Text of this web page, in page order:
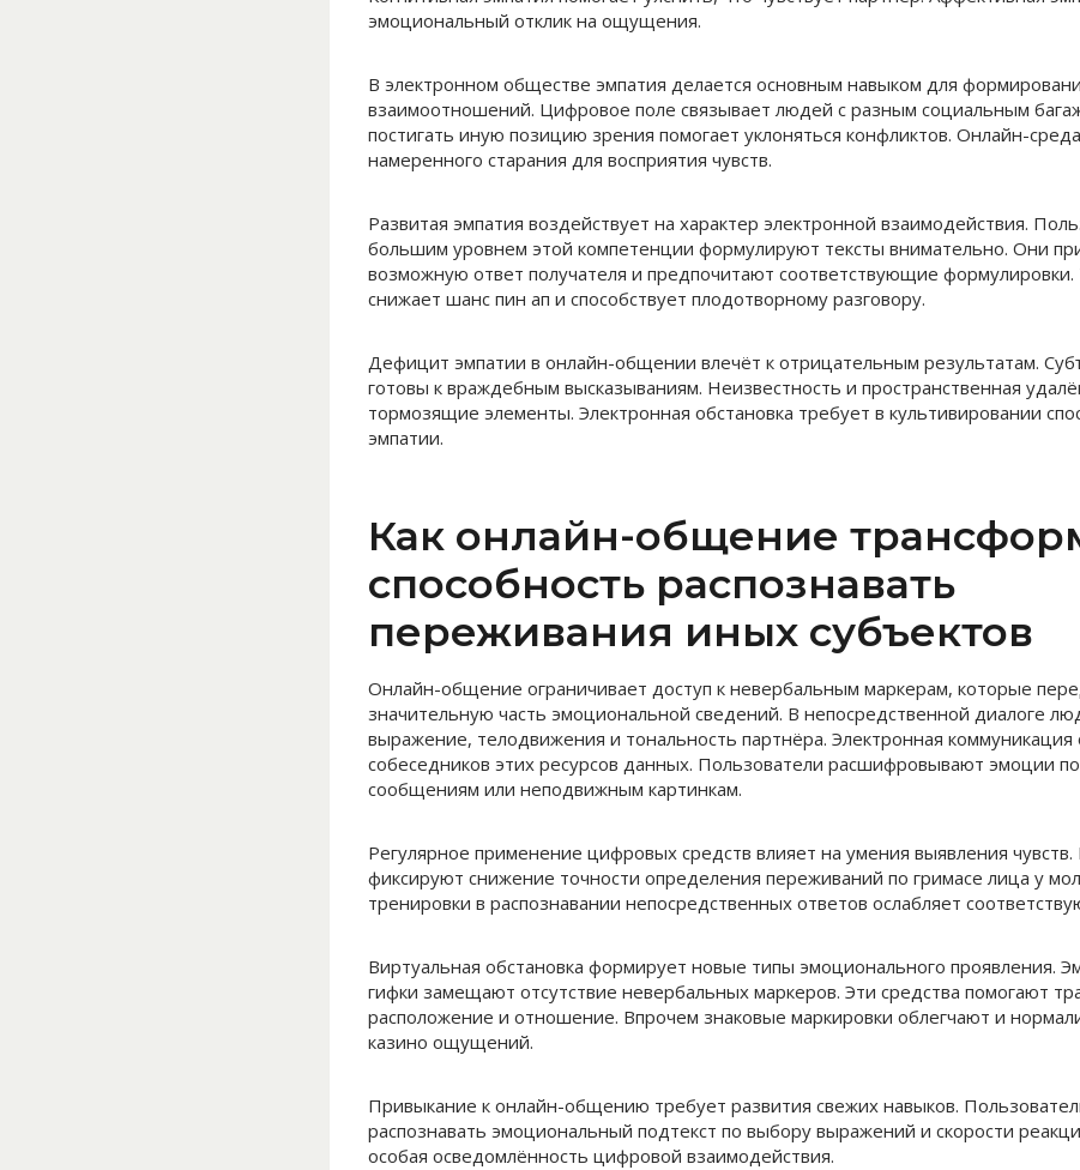
эмоциональный отклик на ощущения.
В электронном обществе эмпатия делается основным навыком для
взаимоотношений. Цифровое поле связывает людей с разным социальным
постигать иную позицию зрения помогает уклоняться конфликтов. Онлайн-
намеренного старания для восприятия чувств.
Развитая эмпатия воздействует на характер электронной взаимодействия.
большим уровнем этой компетенции формулируют тексты внимательно. Они
возможную ответ получателя и предпочитают соответствующие
снижает шанс пин ап и способствует плодотворному разговору.
Дефицит эмпатии в онлайн-общении влечёт к отрицательным результатам.
готовы к враждебным высказываниям. Неизвестность и пространственная
тормозящие элементы. Электронная обстановка требует в культивировании
эмпатии.
Как онлайн-общение
способность распознавать
переживания иных субъектов
Онлайн-общение ограничивает доступ к невербальным маркерам, которые
значительную часть эмоциональной сведений. В непосредственной диалоге
выражение, телодвижения и тональность партнёра. Электронная коммуникация
собеседников этих ресурсов данных. Пользователи расшифровывают эмоции
сообщениям или неподвижным картинкам.
Регулярное применение цифровых средств влияет на умения выявления чувств.
фиксируют снижение точности определения переживаний по гримасе лица у
тренировки в распознавании непосредственных ответов ослабляет
Виртуальная обстановка формирует новые типы эмоционального проявления.
гифки замещают отсутствие невербальных маркеров. Эти средства помогают
расположение и отношение. Впрочем знаковые маркировки облегчают и
казино ощущений.
Привыкание к онлайн-общению требует развития свежих навыков.
распознавать эмоциональный подтекст по выбору выражений и скорости
особая осведомлённость цифровой взаимодействия.